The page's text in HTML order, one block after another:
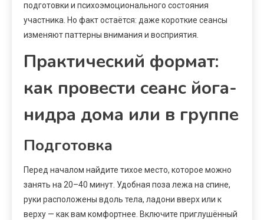
подготовки и психоэмоционального состояния
участника. Но факт остаётся: даже короткие сеансы
изменяют паттерны внимания и восприятия.
Практический формат:
как провести сеанс йога-
нидра дома или в группе
Подготовка
Перед началом найдите тихое место, которое можно
занять на 20–40 минут. Удобная поза лежа на спине,
руки расположены вдоль тела, ладони вверх или к
верху — как вам комфортнее. Включите приглушённый